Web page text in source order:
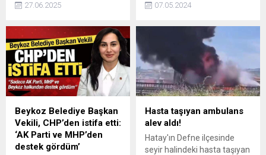
ne yazık ki dolandırıcıların da
Son dönemde artış
gösteren şikayetler,
ATM’lere yerleştirilen kart
kopyalama cihazlarının
yaygınlaştığını ortaya
koyuyor.
27.06.2025
gözaltına alındı. 7 şüpheliyi
07.05.2024
Beykoz Belediye Başkan
Vekili, CHP’den istifa etti:
‘AK Parti ve MHP’den
destek gördüm’
Hasta taşıyan ambulans
alev aldı!
Hatay'ın Defne ilçesinde
seyir halindeki hasta taşıyan